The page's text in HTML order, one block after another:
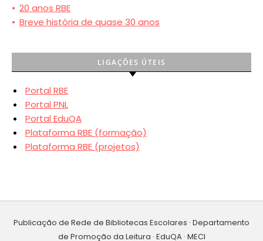
• 20 anos RBE
• Breve história de quase 30 anos
LIGAÇÕES ÚTEIS
Portal RBE
Portal PNL
Portal EduQA
Plataforma RBE (formação)
Plataforma RBE (projetos)
Publicação de Rede de Bibliotecas Escolares · Departamento
de Promoção da Leitura · EduQA · MECI